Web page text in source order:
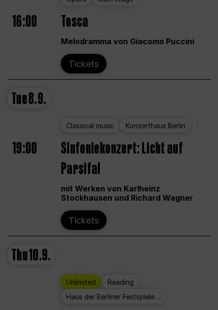
16:00 Tosca
Melodramma von Giacomo Puccini
Tickets
Tue8.9.
Classical music Konzerthaus Berlin
19:00
Sinfoniekonzert: Licht auf
Parsifal
mit Werken von Karlheinz
Stockhausen und Richard Wagner
Tickets
Thu10.9.
Unlimited
Reading
Haus der Berliner Festspiele ...